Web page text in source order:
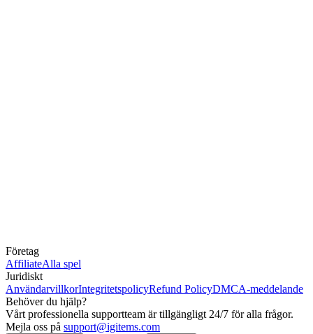
Företag
AffiliateAlla spel
Juridiskt
AnvändarvillkorIntegritetspolicyRefund PolicyDMCA-meddelande
Behöver du hjälp?
Vårt professionella supportteam är tillgängligt 24/7 för alla frågor.
Mejla oss på support@igitems.com